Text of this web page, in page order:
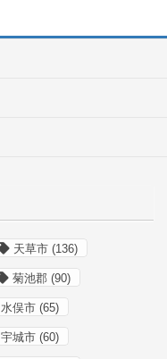
天草市 (136)
菊池郡 (90)
水俣市 (65)
宇城市 (60)